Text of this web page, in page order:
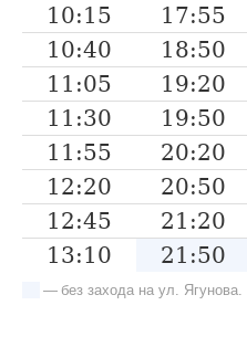
10:15
17:55
10:40
18:50
11:05
19:20
11:30
19:50
11:55
20:20
12:20
20:50
12:45
21:20
13:10
21:50
— без захода на ул. Ягунова.